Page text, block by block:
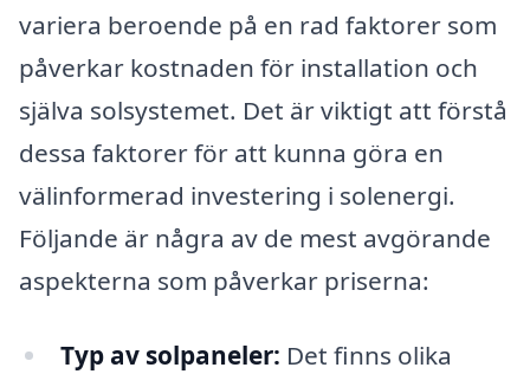
variera beroende på en rad faktorer som
påverkar kostnaden för installation och
själva solsystemet. Det är viktigt att förstå
dessa faktorer för att kunna göra en
välinformerad investering i solenergi.
Följande är några av de mest avgörande
aspekterna som påverkar priserna:
Typ av solpaneler: Det finns olika